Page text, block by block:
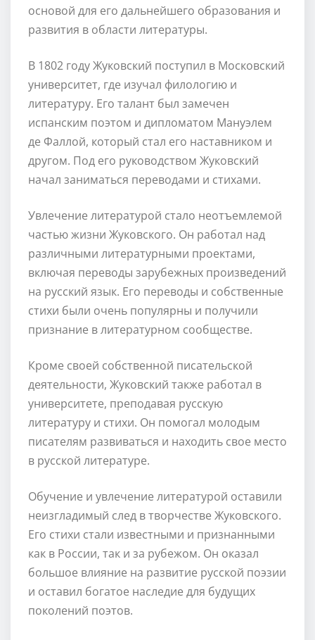
основой для его дальнейшего образования и
развития в области литературы.
В 1802 году Жуковский поступил в Московский
университет, где изучал филологию и
литературу. Его талант был замечен
испанским поэтом и дипломатом Мануэлем
де Фаллой, который стал его наставником и
другом. Под его руководством Жуковский
начал заниматься переводами и стихами.
Увлечение литературой стало неотъемлемой
частью жизни Жуковского. Он работал над
различными литературными проектами,
включая переводы зарубежных произведений
на русский язык. Его переводы и собственные
стихи были очень популярны и получили
признание в литературном сообществе.
Кроме своей собственной писательской
деятельности, Жуковский также работал в
университете, преподавая русскую
литературу и стихи. Он помогал молодым
писателям развиваться и находить свое место
в русской литературе.
Обучение и увлечение литературой оставили
неизгладимый след в творчестве Жуковского.
Его стихи стали известными и признанными
как в России, так и за рубежом. Он оказал
большое влияние на развитие русской поэзии
и оставил богатое наследие для будущих
поколений поэтов.